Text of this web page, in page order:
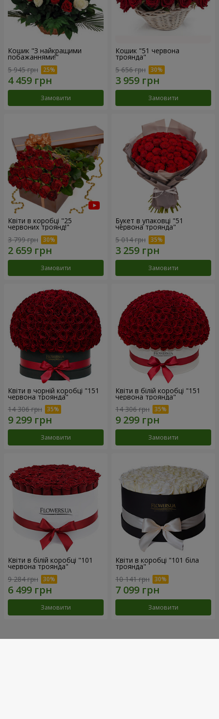
Кошик "З найкращими
побажаннями!"
5 945 грн
Замовити
Кошик "51 червона
троянда"
5 656 грн
Замовити
Квіти в коробці "25
червоних троянд!"
3 799 грн
Замовити
Букет в упаковці "51
червона троянда"
5 014 грн
Замовити
Квіти в чорній коробці "151
червона троянда"
14 306 грн
Замовити
Квіти в білій коробці "151
червона троянда"
14 306 грн
Замовити
Квіти в білій коробці "101
червона троянда"
9 284 грн
Замовити
Квіти в коробці "101 біла
троянда"
10 141 грн
Замовити